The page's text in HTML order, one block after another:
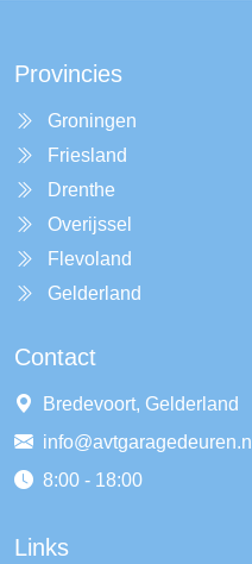
Provincies
Groningen
Friesland
Drenthe
Overijssel
Flevoland
Gelderland
Contact
Bredevoort, Gelderland
info@avtgaragedeuren.nl
8:00 - 18:00
Links